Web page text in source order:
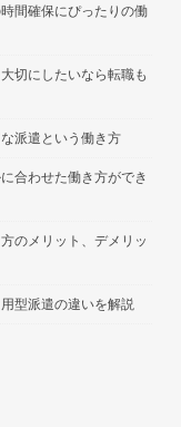
間確保にぴったりの働
切にしたいなら転職も
派遣という働き方
合わせた働き方ができ
のメリット、デメリッ
型派遣の違いを解説